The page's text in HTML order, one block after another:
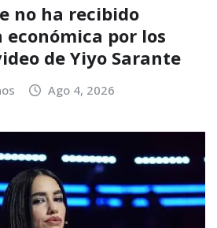
no ha recibido
económica por los
de Yiyo Sarante
Ago 4, 2026